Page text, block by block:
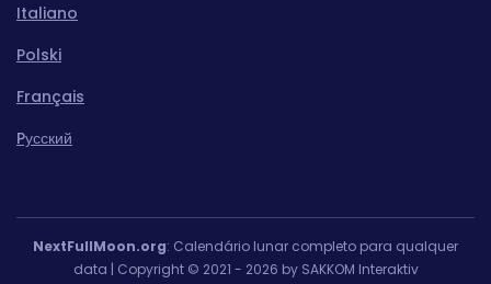
Italiano
Polski
Français
Pусский
NextFullMoon.org: Calendário lunar completo para qualquer
data | Copyright © 2021 - 2026 by SAKKOM Interaktiv